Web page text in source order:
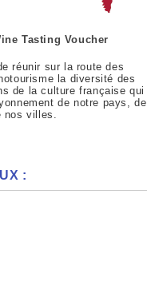
Tasting Voucher
réunir sur la route des
la diversité des
de la culture française qui
de notre pays, de
nos villes.
: